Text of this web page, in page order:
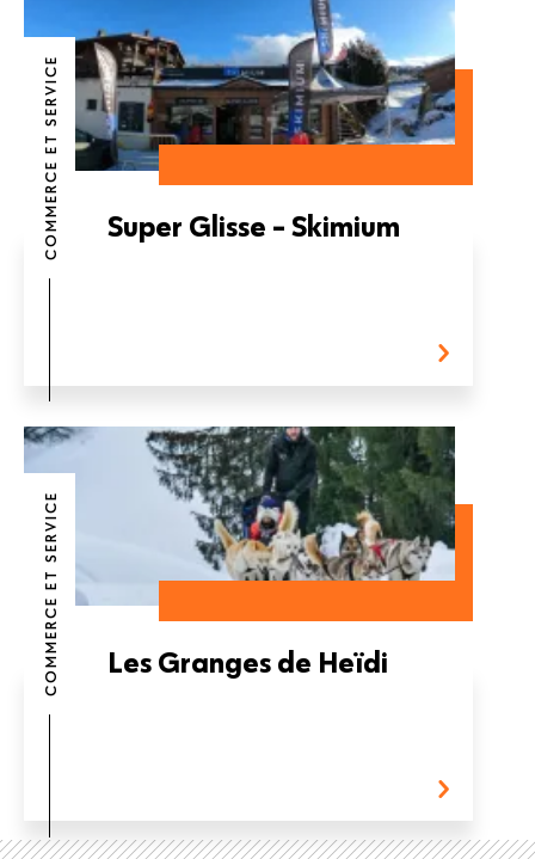
COMMERCE ET SERVICE Super Glisse - Skimium
COMMERCE ET SERVICE Les Granges de Heïdi